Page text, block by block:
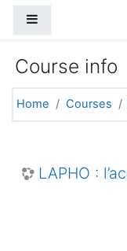
Course info
Home Courses
LAPHO :